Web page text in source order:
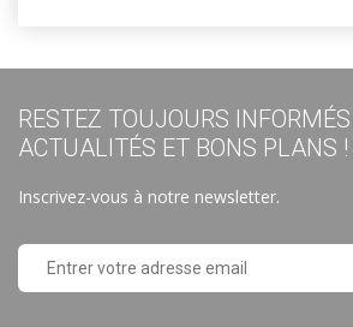
RESTEZ TOUJOURS
ACTUALITÉS ET BONS PLANS !
Inscrivez-vous à notre newsletter.